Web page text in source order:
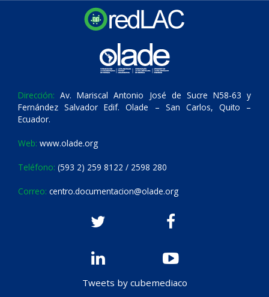
Dirección: Av. Mariscal Antonio José de Sucre N58-63 y
Fernández Salvador Edif. Olade – San Carlos, Quito –
Ecuador.
Web: www.olade.org
Teléfono: (593 2) 259 8122 / 2598 280
Correo: centro.documentacion@olade.org
Tweets by cubemediaco